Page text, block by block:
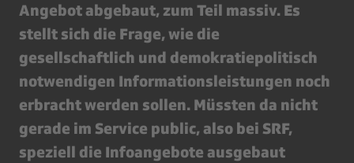
Angebot abgebaut, zum Teil massiv. Es
stellt sich die Frage, wie die
gesellschaftlich und demokratiepolitisch
notwendigen Informationsleistungen noch
erbracht werden sollen. Müssten da nicht
gerade im Service public, also bei SRF,
speziell die Infoangebote ausgebaut